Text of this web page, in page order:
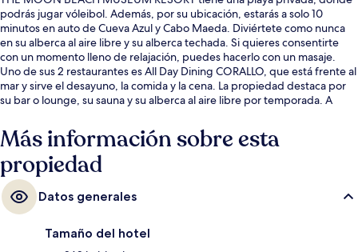
podrás jugar vóleibol. Además, por su ubicación, estarás a solo 10
minutos en auto de Cueva Azul y Cabo Maeda. Diviértete como nunca
en su alberca al aire libre y su alberca techada. Si quieres consentirte
con un momento lleno de relajación, puedes hacerlo con un masaje.
Uno de sus 2 restaurantes es All Day Dining CORALLO, que está frente al
mar y sirve el desayuno, la comida y la cena. La propiedad destaca por
su bar o lounge, su sauna y su alberca al aire libre por temporada. A
Más información sobre esta
propiedad
Datos generales
Tamaño del hotel